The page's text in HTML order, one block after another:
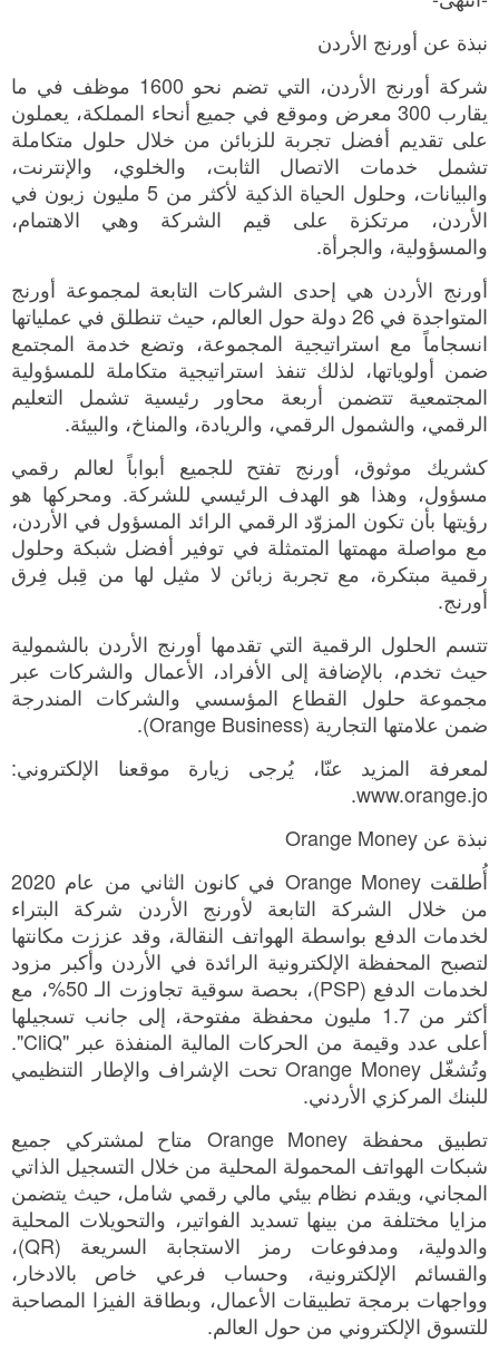
نبذة عن أورنج الأردن
شركة أورنج الأردن، التي تضم نحو 1600 موظف في ما
يقارب 300 معرض وموقع في جميع أنحاء المملكة، يعملون
على تقديم أفضل تجربة للزبائن من خلال حلول متكاملة
تشمل خدمات الاتصال الثابت، والخلوي، والإنترنت،
والبيانات، وحلول الحياة الذكية لأكثر من 5 مليون زبون في
الأردن، مرتكزة على قيم الشركة وهي الاهتمام،
والمسؤولية، والجرأة.
أورنج الأردن هي إحدى الشركات التابعة لمجموعة أورنج
المتواجدة في 26 دولة حول العالم، حيث تنطلق في عملياتها
انسجاماً مع استراتيجية المجموعة، وتضع خدمة المجتمع
ضمن أولوياتها، لذلك تنفذ استراتيجية متكاملة للمسؤولية
المجتمعية تتضمن أربعة محاور رئيسية تشمل التعليم
الرقمي، والشمول الرقمي، والريادة، والمناخ، والبيئة.
كشريك موثوق، أورنج تفتح للجميع أبواباً لعالم رقمي
مسؤول، وهذا هو الهدف الرئيسي للشركة. ومحركها هو
رؤيتها بأن تكون المزوّد الرقمي الرائد المسؤول في الأردن،
مع مواصلة مهمتها المتمثلة في توفير أفضل شبكة وحلول
رقمية مبتكرة، مع تجربة زبائن لا مثيل لها من قِبل فِرق
أورنج.
تتسم الحلول الرقمية التي تقدمها أورنج الأردن بالشمولية
حيث تخدم، بالإضافة إلى الأفراد، الأعمال والشركات عبر
مجموعة حلول القطاع المؤسسي والشركات المندرجة
ضمن علامتها التجارية (Orange Business).
لمعرفة المزيد عنّا، يُرجى زيارة موقعنا الإلكتروني:
www.orange.jo.
نبذة عن Orange Money
أُطلقت Orange Money في كانون الثاني من عام 2020
من خلال الشركة التابعة لأورنج الأردن شركة البتراء
لخدمات الدفع بواسطة الهواتف النقالة، وقد عززت مكانتها
لتصبح المحفظة الإلكترونية الرائدة في الأردن وأكبر مزود
لخدمات الدفع (PSP)، بحصة سوقية تجاوزت الـ 50%، مع
أكثر من 1.7 مليون محفظة مفتوحة، إلى جانب تسجيلها
أعلى عدد وقيمة من الحركات المالية المنفذة عبر "CliQ".
وتُشغّل Orange Money تحت الإشراف والإطار التنظيمي
للبنك المركزي الأردني.
تطبيق محفظة Orange Money متاح لمشتركي جميع
شبكات الهواتف المحمولة المحلية من خلال التسجيل الذاتي
المجاني، ويقدم نظام بيئي مالي رقمي شامل، حيث يتضمن
مزايا مختلفة من بينها تسديد الفواتير، والتحويلات المحلية
والدولية، ومدفوعات رمز الاستجابة السريعة (QR)،
والقسائم الإلكترونية، وحساب فرعي خاص بالادخار،
وواجهات برمجة تطبيقات الأعمال، وبطاقة الفيزا المصاحبة
للتسوق الإلكتروني من حول العالم.